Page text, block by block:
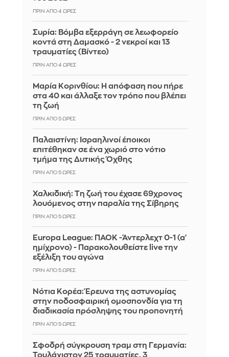
ΠΡΙΝ ΑΠΌ 4 ΏΡΕΣ
Συρία: Βόμβα εξερράγη σε λεωφορείο
κοντά στη Δαμασκό - 2 νεκροί και 13
τραυματίες (Βίντεο)
ΠΡΙΝ ΑΠΌ 4 ΏΡΕΣ
Μαρία Κορινθίου: Η απόφαση που πήρε
στα 40 και άλλαξε τον τρόπο που βλέπει
τη ζωή
ΠΡΙΝ ΑΠΌ 5 ΏΡΕΣ
Παλαιστίνη: Ισραηλινοί έποικοι
επιτέθηκαν σε ένα χωριό στο νότιο
τμήμα της Δυτικής Όχθης
ΠΡΙΝ ΑΠΌ 5 ΏΡΕΣ
Χαλκιδική: Τη ζωή του έχασε 69χρονος
λουόμενος στην παραλία της Σίβηρης
ΠΡΙΝ ΑΠΌ 5 ΏΡΕΣ
Europa League: ΠΑΟΚ -Άντερλεχτ 0-1 (α'
ημίχρονο) - Παρακολουθείστε live την
εξέλιξη του αγώνα
ΠΡΙΝ ΑΠΌ 5 ΏΡΕΣ
Νότια Κορέα: Έρευνα της αστυνομίας
στην ποδοσφαιρική ομοσπονδία για τη
διαδικασία πρόσληψης του προπονητή
ΠΡΙΝ ΑΠΌ 5 ΏΡΕΣ
Σφοδρή σύγκρουση τραμ στη Γερμανία:
Τουλάχιστον 25 τραυματίες, 3